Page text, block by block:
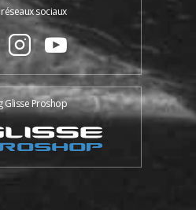
réseaux sociaux
Glisse Proshop